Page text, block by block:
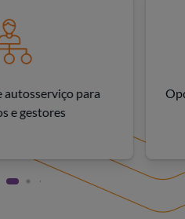
autosserviço para
e gestores